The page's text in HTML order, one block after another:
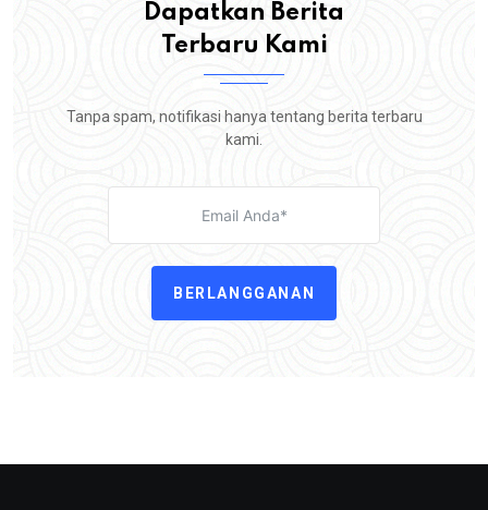
Dapatkan Berita
Terbaru Kami
Tanpa spam, notifikasi hanya tentang berita terbaru
kami.
BERLANGGANAN